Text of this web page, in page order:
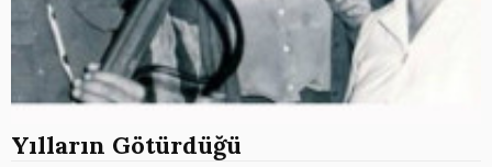
Yılların Götürdüğü